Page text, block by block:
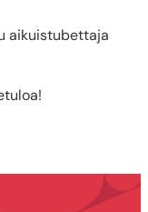
aikuistubettaja